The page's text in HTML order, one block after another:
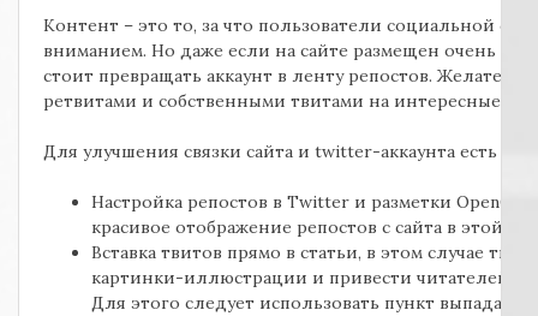
Контент – это то, за что пользователи социальной
вниманием. Но даже если на сайте размещен очень
стоит превращать аккаунт в ленту репостов.
ретвитами и собственными твитами на интересные
Для улучшения связки сайта и twitter-аккаунта есть 2
Настройка репостов в Twitter и разметки
красивое отображение репостов с сайта в этой
Вставка твитов прямо в статьи, в этом случае
картинки-иллюстрации и привести читателей
Для этого следует использовать пункт